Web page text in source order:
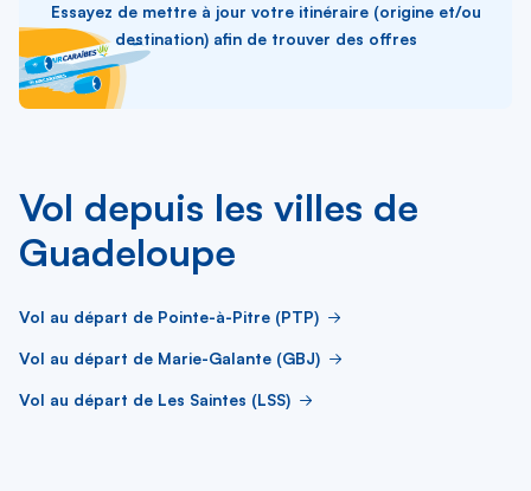
Essayez de mettre à jour votre itinéraire (origine et/ou
destination) afin de trouver des offres
Vol depuis les villes de
Guadeloupe
Vol au départ de Pointe-à-Pitre (PTP)
Vol au départ de Marie-Galante (GBJ)
Vol au départ de Les Saintes (LSS)